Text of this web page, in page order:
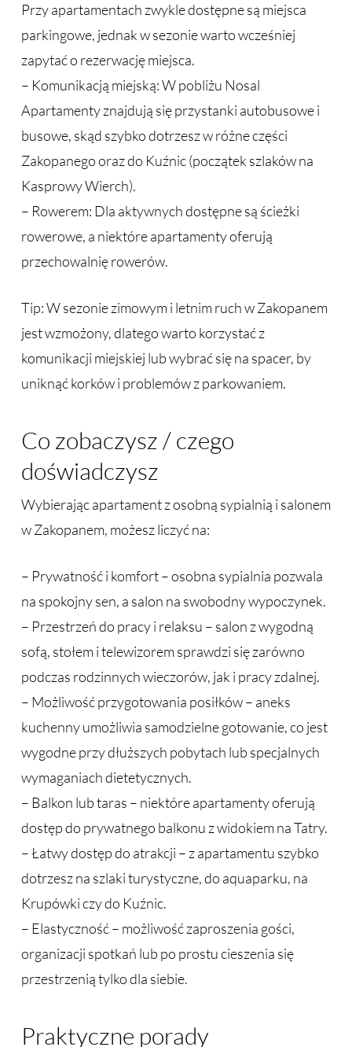
Przy apartamentach zwykle dostępne są miejsca
parkingowe, jednak w sezonie warto wcześniej
zapytać o rezerwację miejsca.
– Komunikacją miejską: W pobliżu Nosal
Apartamenty znajdują się przystanki autobusowe i
busowe, skąd szybko dotrzesz w różne części
Zakopanego oraz do Kuźnic (początek szlaków na
Kasprowy Wierch).
– Rowerem: Dla aktywnych dostępne są ścieżki
rowerowe, a niektóre apartamenty oferują
przechowalnię rowerów.
Tip: W sezonie zimowym i letnim ruch w Zakopanem
jest wzmożony, dlatego warto korzystać z
komunikacji miejskiej lub wybrać się na spacer, by
uniknąć korków i problemów z parkowaniem.
Co zobaczysz / czego
doświadczysz
Wybierając apartament z osobną sypialnią i salonem
w Zakopanem, możesz liczyć na:
– Prywatność i komfort – osobna sypialnia pozwala
na spokojny sen, a salon na swobodny wypoczynek.
– Przestrzeń do pracy i relaksu – salon z wygodną
sofą, stołem i telewizorem sprawdzi się zarówno
podczas rodzinnych wieczorów, jak i pracy zdalnej.
– Możliwość przygotowania posiłków – aneks
kuchenny umożliwia samodzielne gotowanie, co jest
wygodne przy dłuższych pobytach lub specjalnych
wymaganiach dietetycznych.
– Balkon lub taras – niektóre apartamenty oferują
dostęp do prywatnego balkonu z widokiem na Tatry.
– Łatwy dostęp do atrakcji – z apartamentu szybko
dotrzesz na szlaki turystyczne, do aquaparku, na
Krupówki czy do Kuźnic.
– Elastyczność – możliwość zaproszenia gości,
organizacji spotkań lub po prostu cieszenia się
przestrzenią tylko dla siebie.
Praktyczne porady